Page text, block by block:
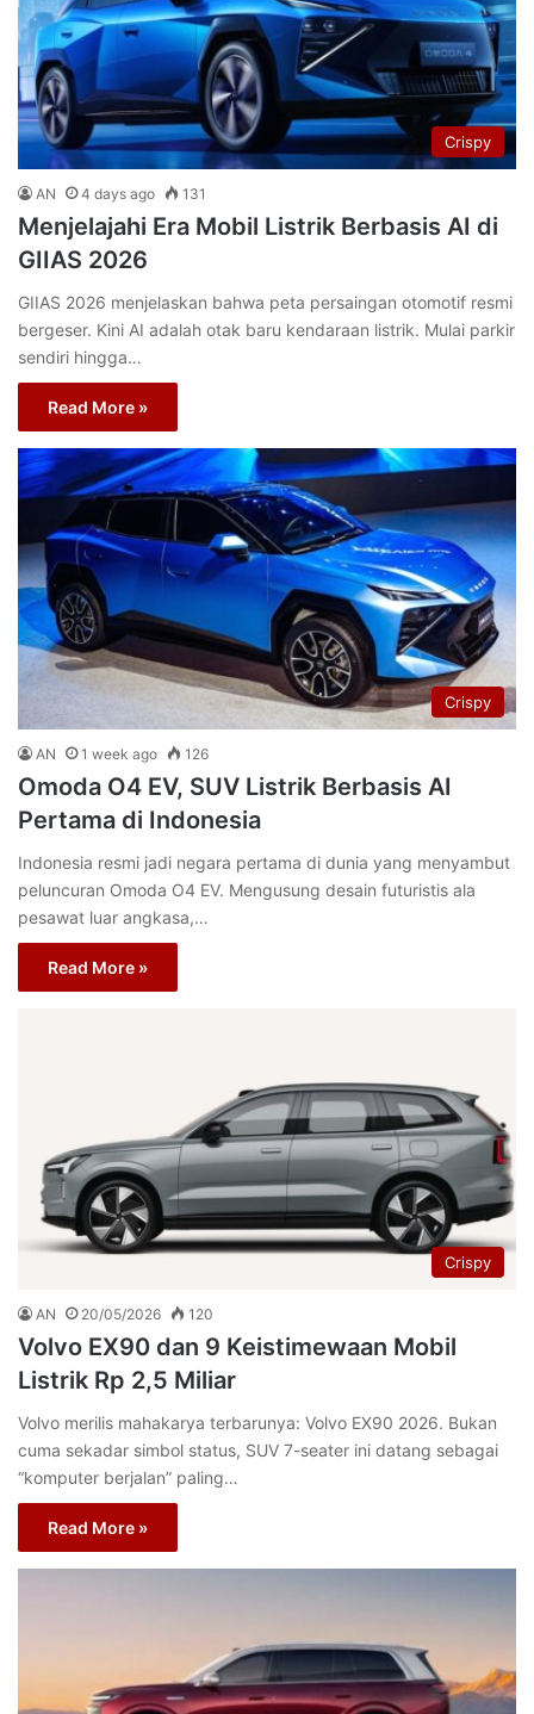
Crispy
AN 4 days ago 131
Menjelajahi Era Mobil Listrik Berbasis AI di
GIIAS 2026
GIIAS 2026 menjelaskan bahwa peta persaingan otomotif resmi
bergeser. Kini AI adalah otak baru kendaraan listrik. Mulai parkir
sendiri hingga…
Read More »
Crispy
AN 1 week ago 126
Omoda O4 EV, SUV Listrik Berbasis AI
Pertama di Indonesia
Indonesia resmi jadi negara pertama di dunia yang menyambut
peluncuran Omoda O4 EV. Mengusung desain futuristis ala
pesawat luar angkasa,…
Read More »
Crispy
AN 20/05/2026 120
Volvo EX90 dan 9 Keistimewaan Mobil
Listrik Rp 2,5 Miliar
Volvo merilis mahakarya terbarunya: Volvo EX90 2026. Bukan
cuma sekadar simbol status, SUV 7-seater ini datang sebagai
“komputer berjalan” paling…
Read More »